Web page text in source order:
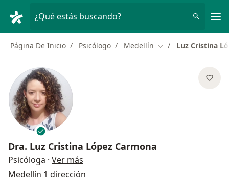
¿Qué estás buscando?
Página De Inicio Psicólogo Medellín Cambiar de ciudad
Luz Cristina
Dra. Luz Cristina López Carmona
Psicóloga · Ver más
Medellín 1 dirección